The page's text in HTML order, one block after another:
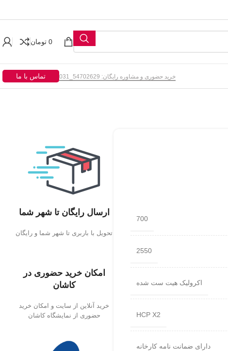
0 تومان
خرید حضوری و مشاوره رایگان: 54702629_031 تماس با ما
700
2550
اکرولیک هیت ست شده
HCP X2
دارای ضمانت نامه کارخانه
ارسال رایگان تا شهر شما
تحویل با باربری تا شهر شما و رایگان
امکان خرید حضوری در
کاشان
خرید آنلاین از سایت و امکان خرید
حضوری از نمایشگاه کاشان